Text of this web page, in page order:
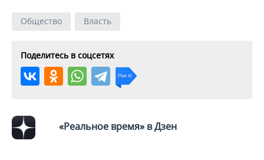
Общество Власть
Поделитесь в соцсетях
«Реальное время» в Дзен